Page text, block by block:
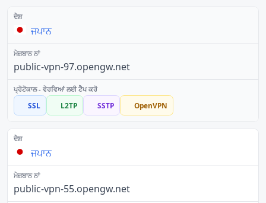
ਜਪਾਨ
public-vpn-97.opengw.net
SSL L2TP SSTP OpenVPN
ਜਪਾਨ
public-vpn-55.opengw.net